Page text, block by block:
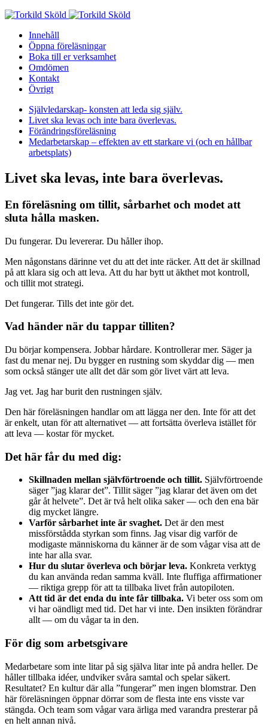
Skip
contentInnehåll
Öppna föreläsningar
Boka till er verksamhet
Omdömen
Kontakt
Övrigt
Självledarskap- konsten att leda sig själv.
Livet ska levas och inte bara överlevas.
Förändringsföreläsning
Medarbetarskap – effekten av ett starkare vi (och en hållbar
arbetsplats)
Livet ska levas, inte bara överlevas.
En föreläsning om tillit, sårbarhet och modet att
sluta hålla masken.
Du fungerar. Du levererar. Du håller ihop.
Men någonstans därinne vet du att det inte räcker. Att det är skillnad
på att klara sig och att leva. Att du har bytt ut äkthet mot kontroll,
och tillit mot strategi.
Det fungerar. Tills det inte gör det.
Vad händer när du tappar tilliten?
Du börjar kompensera. Jobbar hårdare. Kontrollerar mer. Säger ja
fast du menar nej. Du bygger en rustning som skyddar dig — men
som också stänger ute allt det där som gör livet värt att leva.
Jag vet. Jag har burit den rustningen själv.
Den här föreläsningen handlar om att lägga ner den. Inte för att det
är enkelt, utan för att alternativet — att fortsätta överleva istället för
att leva — kostar för mycket.
Det här får du med dig:
Skillnaden mellan självförtroende och tillit. Självförtroende
säger ”jag klarar det”. Tillit säger ”jag klarar det även om det
går åt helvete”. Det är två helt olika saker — och den ena bär
dig mycket längre.
Varför sårbarhet inte är svaghet. Det är den mest
missförstådda styrkan som finns. Jag visar dig varför de
modigaste människorna du känner är de som vågar visa att de
inte har alla svar.
Hur du slutar överleva och börjar leva. Konkreta verktyg
du kan använda redan samma kväll. Inte fluffiga affirmationer
— riktiga grepp för att ta tillbaka livet från autopiloten.
Att tid är det enda du inte får tillbaka. Vi beter oss som om
vi har oändligt med tid. Det har vi inte. Den insikten förändrar
allt — om du vågar ta in den.
För dig som arbetsgivare
Medarbetare som inte litar på sig själva litar inte på andra heller. De
håller tillbaka idéer, undviker svåra samtal och spelar säkert.
Resultatet? En kultur där alla ”fungerar” men ingen blomstrar. Den
här föreläsningen öppnar dörrar som de flesta inte ens visste var
stängda. Och team som vågar vara ärliga med varandra presterar på
en helt annan nivå.